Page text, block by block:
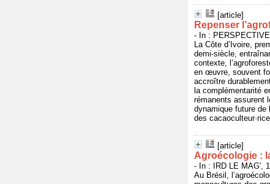
[article]
Repenser
- In :
La Côte d’Ivoire,
demi-siècle,
contexte,
en œuvre, souvent
accroître
la complémentarité
rémanents assurent
dynamique future de
des
[article]
Agroécologie :
- In : IRD LE MAG',
Au Brésil,